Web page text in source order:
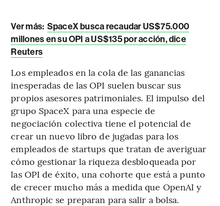
Ver más: SpaceX busca recaudar US$75.000
millones en su OPI a US$135 por acción, dice
Reuters
Los empleados en la cola de las ganancias
inesperadas de las OPI suelen buscar sus
propios asesores patrimoniales. El impulso del
grupo SpaceX para una especie de
negociación colectiva tiene el potencial de
crear un nuevo libro de jugadas para los
empleados de startups que tratan de averiguar
cómo gestionar la riqueza desbloqueada por
las OPI de éxito, una cohorte que está a punto
de crecer mucho más a medida que OpenAI y
Anthropic se preparan para salir a bolsa.